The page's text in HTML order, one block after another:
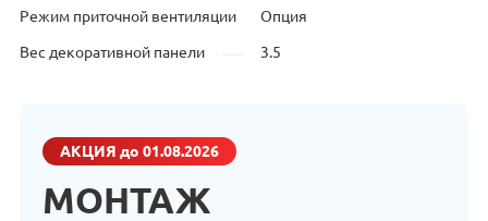
Режим приточной вентиляции Опция
Вес декоративной панели 3.5
АКЦИЯ до 01.08.2026
МОНТАЖ